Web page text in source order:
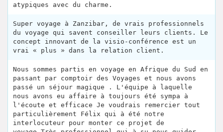
atypiques avec du charme.
Super voyage à Zanzibar, de vrais professionnels
du voyage qui savent conseiller leurs clients. Le
concept innovant de la visio-conférence est un
vrai « plus » dans la relation client.
Nous sommes partis en voyage en Afrique du Sud en
passant par comptoir des Voyages et nous avons
passé un séjour magique . L'équipe à laquelle
nous avons eu affaire à toujours été sympa à
l'écoute et efficace Je voudrais remercier tout
particulièrement Félix qui à été notre
interlocuteur pour monter ce projet de